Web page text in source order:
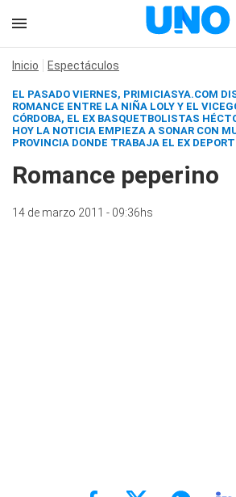
Inicio Espectáculos
EL PASADO VIERNES, PRIMICIASYA.COM
ROMANCE ENTRE LA NIÑA LOLY Y EL
CÓRDOBA, EL EX BASQUETBOLISTAS
HOY LA NOTICIA EMPIEZA A SONAR CON
PROVINCIA DONDE TRABAJA EL EX
Romance peperino
14 de marzo 2011 - 09:36hs